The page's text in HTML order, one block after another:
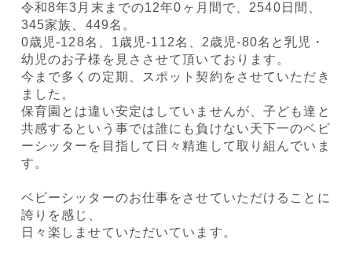
令和8年3月末までの12年0ヶ月間で、2540日間、
345家族、449名。
0歳児-128名、1歳児-112名、2歳児-80名と乳児・
幼児のお子様を見ささせて頂いております。
今まで多くの定期、スポット契約をさせていただき
ました。
保育園とは違い安定はしていませんが、子ども達と
共感するという事では誰にも負けない天下一のベビ
ーシッターを目指して日々精進して取り組んでいま
す。
ベビーシッターのお仕事をさせていただけることに
誇りを感じ、
日々楽しませていただいています。